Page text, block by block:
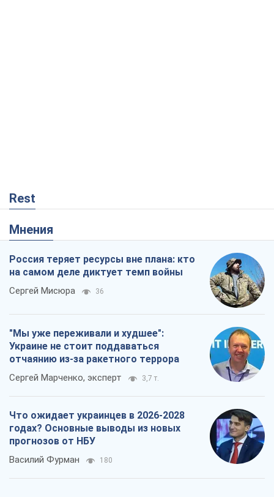
Rest
Мнения
Россия теряет ресурсы вне плана: кто
на самом деле диктует темп войны
Сергей Мисюра 36
"Мы уже переживали и худшее":
Украине не стоит поддаваться
отчаянию из-за ракетного террора
Сергей Марченко, эксперт 3,7 т.
Что ожидает украинцев в 2026-2028
годах? Основные выводы из новых
прогнозов от НБУ
Василий Фурман 180